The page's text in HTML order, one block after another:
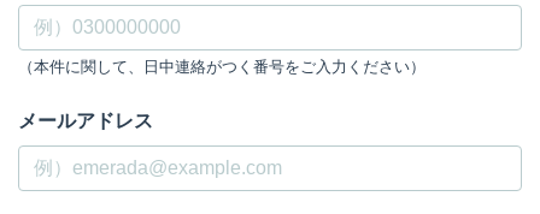
（本件に関して、日中連絡がつく番号をご入力ください）
メールアドレス